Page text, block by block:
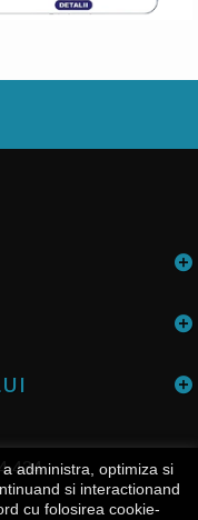
434
administra, optimiza si
si interactionand
cu folosirea cookie-